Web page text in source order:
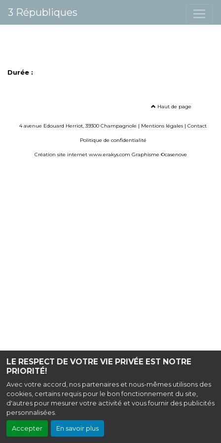
LE RESPECT DE VOTRE VIE PRIVÉE EST NOTRE
PRIORITÉ!
Avec votre accord, nos partenaires et nous-mêmes utilisons des
cookies, certains requis pour le bon fonctionnement du site,
d'autres pour mesurer votre activité et vous fournir des publicités
personnalisées.
Accepter En savoir plus
3 Républiques
Durée :
Haut de page
4 avenue Edouard Herriot, 39300 Champagnole | Mentions légales | Contact
Politique de confidentialité
Création site internet www.erakys.com Graphisme ©casenove